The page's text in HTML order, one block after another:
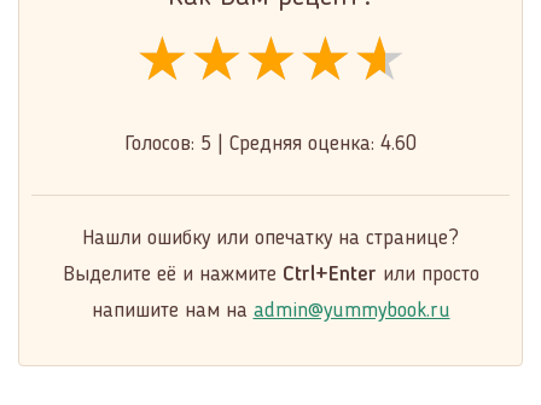
★★★★★
★★★★★
★★★★★
Голосов: 5 Средняя оценка: 4.60
Нашли ошибку или опечатку на странице?
Выделите её и нажмите Ctrl+Enter или просто
напишите нам на admin@yummybook.ru